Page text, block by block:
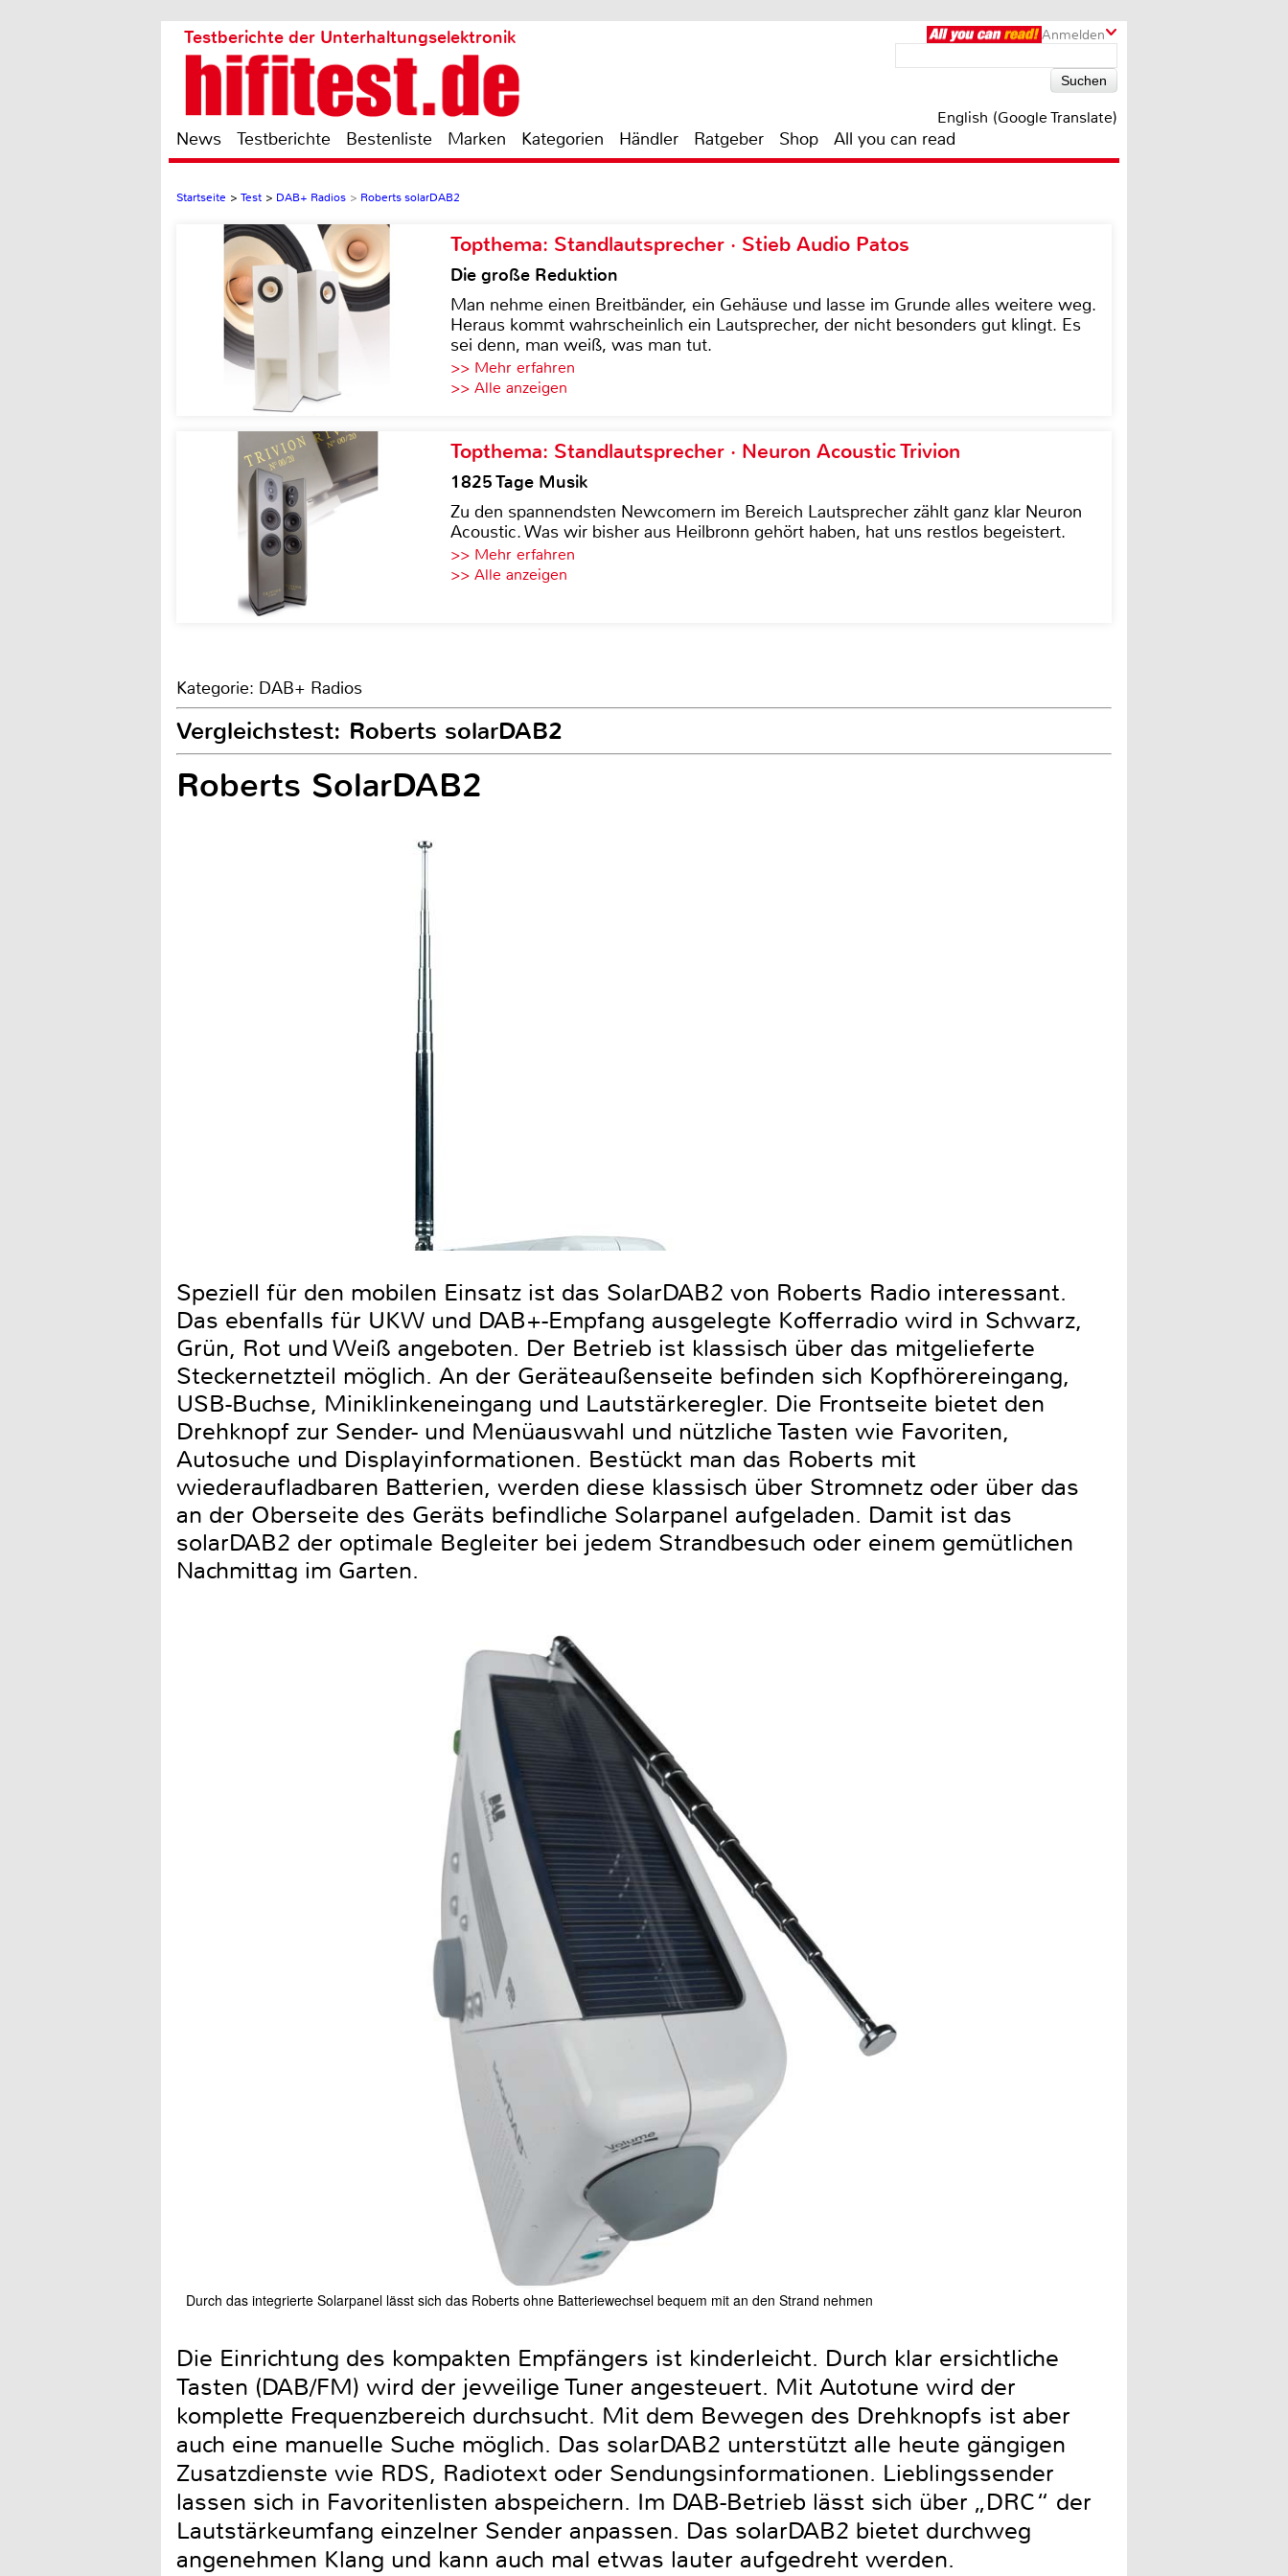
Anmelden
Testberichte der Unterhaltungselektronik
English (Google Translate)
News Testberichte Bestenliste Marken Kategorien Händler Ratgeber Shop All you can read
Startseite > Test > DAB+ Radios > Roberts solarDAB2
Topthema: Standlautsprecher · Stieb Audio Patos
Die große Reduktion
Man nehme einen Breitbänder, ein Gehäuse und lasse im Grunde alles weitere weg.
Heraus kommt wahrscheinlich ein Lautsprecher, der nicht besonders gut klingt. Es
sei denn, man weiß, was man tut.
>> Mehr erfahren
>> Alle anzeigen
Topthema: Standlautsprecher · Neuron Acoustic Trivion
1825 Tage Musik
Zu den spannendsten Newcomern im Bereich Lautsprecher zählt ganz klar Neuron
Acoustic. Was wir bisher aus Heilbronn gehört haben, hat uns restlos begeistert.
>> Mehr erfahren
>> Alle anzeigen
Kategorie: DAB+ Radios
Vergleichstest: Roberts solarDAB2
Roberts SolarDAB2
Speziell für den mobilen Einsatz ist das SolarDAB2 von Roberts Radio interessant.
Das ebenfalls für UKW und DAB+-Empfang ausgelegte Kofferradio wird in Schwarz,
Grün, Rot und Weiß angeboten. Der Betrieb ist klassisch über das mitgelieferte
Steckernetzteil möglich. An der Geräteaußenseite befinden sich Kopfhörereingang,
USB-Buchse, Miniklinkeneingang und Lautstärkeregler. Die Frontseite bietet den
Drehknopf zur Sender- und Menüauswahl und nützliche Tasten wie Favoriten,
Autosuche und Displayinformationen. Bestückt man das Roberts mit
wiederaufladbaren Batterien, werden diese klassisch über Stromnetz oder über das
an der Oberseite des Geräts befindliche Solarpanel aufgeladen. Damit ist das
solarDAB2 der optimale Begleiter bei jedem Strandbesuch oder einem gemütlichen
Nachmittag im Garten.
Durch das integrierte Solarpanel lässt sich das Roberts ohne Batteriewechsel bequem mit an den Strand nehmen
Die Einrichtung des kompakten Empfängers ist kinderleicht. Durch klar ersichtliche
Tasten (DAB/FM) wird der jeweilige Tuner angesteuert. Mit Autotune wird der
komplette Frequenzbereich durchsucht. Mit dem Bewegen des Drehknopfs ist aber
auch eine manuelle Suche möglich. Das solarDAB2 unterstützt alle heute gängigen
Zusatzdienste wie RDS, Radiotext oder Sendungsinformationen. Lieblingssender
lassen sich in Favoritenlisten abspeichern. Im DAB-Betrieb lässt sich über „DRC“ der
Lautstärkeumfang einzelner Sender anpassen. Das solarDAB2 bietet durchweg
angenehmen Klang und kann auch mal etwas lauter aufgedreht werden.